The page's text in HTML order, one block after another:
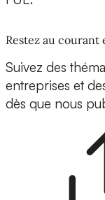
Restez au courant
Suivez des
entreprises et
dès que nous